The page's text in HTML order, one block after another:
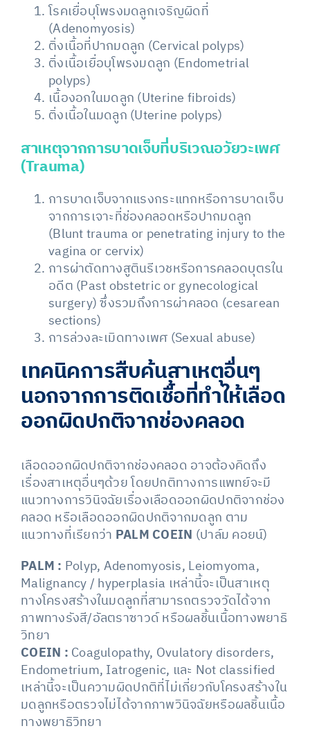
โรคเยื่อบุโพรงมดลูกเจริญผิดที่
(Adenomyosis)
ติ่งเนื้อที่ปากมดลูก (Cervical polyps)
ติ่งเนื้อเยื่อบุโพรงมดลูก (Endometrial
polyps)
เนื้องอกในมดลูก (Uterine fibroids)
ติ่งเนื้อในมดลูก (Uterine polyps)
สาเหตุจากการบาดเจ็บที่บริเวณอวัยวะเพศ
(Trauma)
การบาดเจ็บจากแรงกระแทกหรือการบาดเจ็บ
จากการเจาะที่ช่องคลอดหรือปากมดลูก
(Blunt trauma or penetrating injury to the
vagina or cervix)
การผ่าตัดทางสูตินรีเวชหรือการคลอดบุตรใน
อดีต (Past obstetric or gynecological
surgery) ซึ่งรวมถึงการผ่าคลอด (cesarean
sections)
การล่วงละเมิดทางเพศ (Sexual abuse)
เทคนิคการสืบค้นสาเหตุอื่นๆ
นอกจากการติดเชื้อที่ทำให้เลือด
ออกผิดปกติจากช่องคลอด
เลือดออกผิดปกติจากช่องคลอด อาจต้องคิดถึง
เรื่องสาเหตุอื่นๆด้วย โดยปกติทางการแพทย์จะมี
แนวทางการวินิจฉัยเรื่องเลือดออกผิดปกติจากช่อง
คลอด หรือเลือดออกผิดปกติจากมดลูก ตาม
แนวทางที่เรียกว่า PALM COEIN (ปาล์ม คอยน์)
PALM : Polyp, Adenomyosis, Leiomyoma,
Malignancy / hyperplasia เหล่านี้จะเป็นสาเหตุ
ทางโครงสร้างในมดลูกที่สามารถตรวจวัดได้จาก
ภาพทางรังสี/อัลตราซาวด์ หรือผลชิ้นเนื้อทางพยาธิ
วิทยา
COEIN : Coagulopathy, Ovulatory disorders,
Endometrium, Iatrogenic, และ Not classified
เหล่านี้จะเป็นความผิดปกติที่ไม่เกี่ยวกับโครงสร้างใน
มดลูกหรือตรวจไม่ได้จากภาพวินิจฉัยหรือผลชิ้นเนื้อ
ทางพยาธิวิทยา